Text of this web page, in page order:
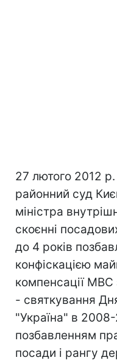
27 лютого 2012
районний суд
міністра
скоєнні
до 4 років
конфіскацією
компенсації МВС
- святкування
"Україна" в
позбавленням
посади і рангу